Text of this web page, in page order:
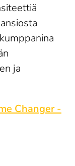
ja
Changer -